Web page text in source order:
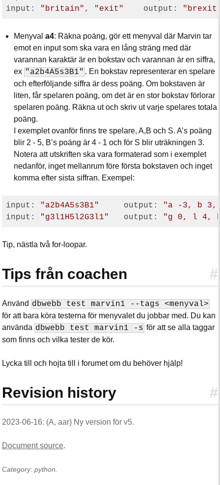
input:
"britain" , "exit"
    output:
Menyvala4: Räkna poäng, gör ett menyval där Marvin tar
emot en input som ska vara en lång sträng med där
varannan karaktär är en bokstav och varannan är en siffra,
ex "a2b4A5s3B1" . En bokstav representerar en spelare
och efterföljande siffra är dess poäng. Om bokstaven är
liten, får spelaren poäng, om det är en stor bokstav förlorar
spelaren poäng. Räkna ut och skriv ut varje spelares totala
poäng.
I exemplet ovanför finns tre spelare, A,B och S. A’s poäng
blir 2 - 5, B’s poäng är 4 - 1 och för S blir uträkningen 3.
Notera att utskriften ska vara formaterad som i exemplet
nedanför, inget mellanrum före första bokstaven och inget
komma efter sista siffran. Exempel:
input: "a2b4A5s3B1"
     output:
"a -3, b 3,
input:
"g3l1H5l2G3l1"
   output:
"g 0, l 4,
Tip, nästla två for-loopar.
#
Tips från coachen
Använd dbwebb test marvin1 --tags <menyval>
för att bara köra testerna för menyvalet du jobbar med. Du kan
använda dbwebb test marvin1 -s för att se alla taggar
som finns och vilka tester de kör.
Lycka till och hojta till i forumet om du behöver hjälp!
#
Revision history
2023-06-16: (A, aar) Ny version för v5.
Document source.
Category: python.